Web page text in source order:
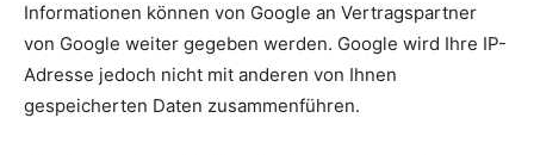
Informationen können von Google an Vertragspartner
von Google weiter gegeben werden. Google wird Ihre IP-
Adresse jedoch nicht mit anderen von Ihnen
gespeicherten Daten zusammenführen.